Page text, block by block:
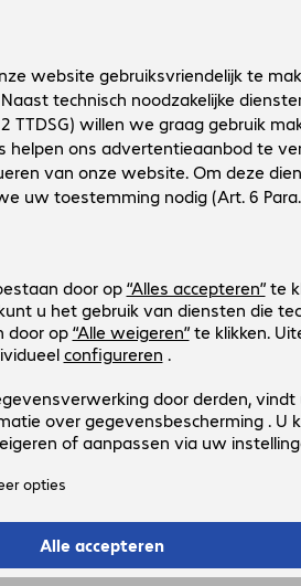
Patch Cable Cat6 S/FTP
Productnr.:
4214208
Fabrikant-nr.:
4214208
Uitvoering Europa
Kabelcategorie:Cat6
Patch Cable Cat6 S/FTP RJ45
Productnr.:
4214198
Fabrikant-nr.:
4214198
Kabelcategorie
Kleur:Groen
Afscherming:S/FTP (PIMF)